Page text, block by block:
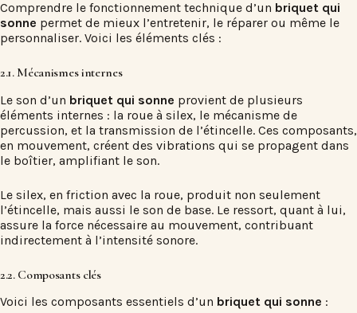
Comprendre le fonctionnement technique d’un briquet qui
sonne permet de mieux l’entretenir, le réparer ou même le
personnaliser. Voici les éléments clés :
2.1. Mécanismes internes
Le son d’un briquet qui sonne provient de plusieurs
éléments internes : la roue à silex, le mécanisme de
percussion, et la transmission de l’étincelle. Ces composants,
en mouvement, créent des vibrations qui se propagent dans
le boîtier, amplifiant le son.
Le silex, en friction avec la roue, produit non seulement
l’étincelle, mais aussi le son de base. Le ressort, quant à lui,
assure la force nécessaire au mouvement, contribuant
indirectement à l’intensité sonore.
2.2. Composants clés
Voici les composants essentiels d’un briquet qui sonne :